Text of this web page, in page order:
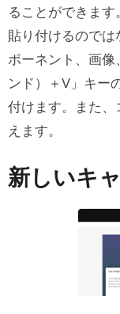
ユーザビ
ロードマ
ることができま
貼り付けるので
ポーネント、画像
ンド）＋V」キー
付けます。また
えます。
新しいキ